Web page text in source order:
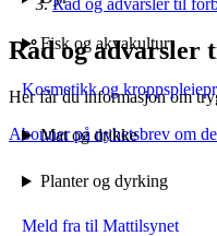
Fisk og akvakultur
Kosmetikk og
Mat og drikke
Planter og dyrking
Meld fra til Mattilsynet
Råd og advarsler til
Råd og advarsler
Her får du informasjon om
Abonner på nyhetsbrev om